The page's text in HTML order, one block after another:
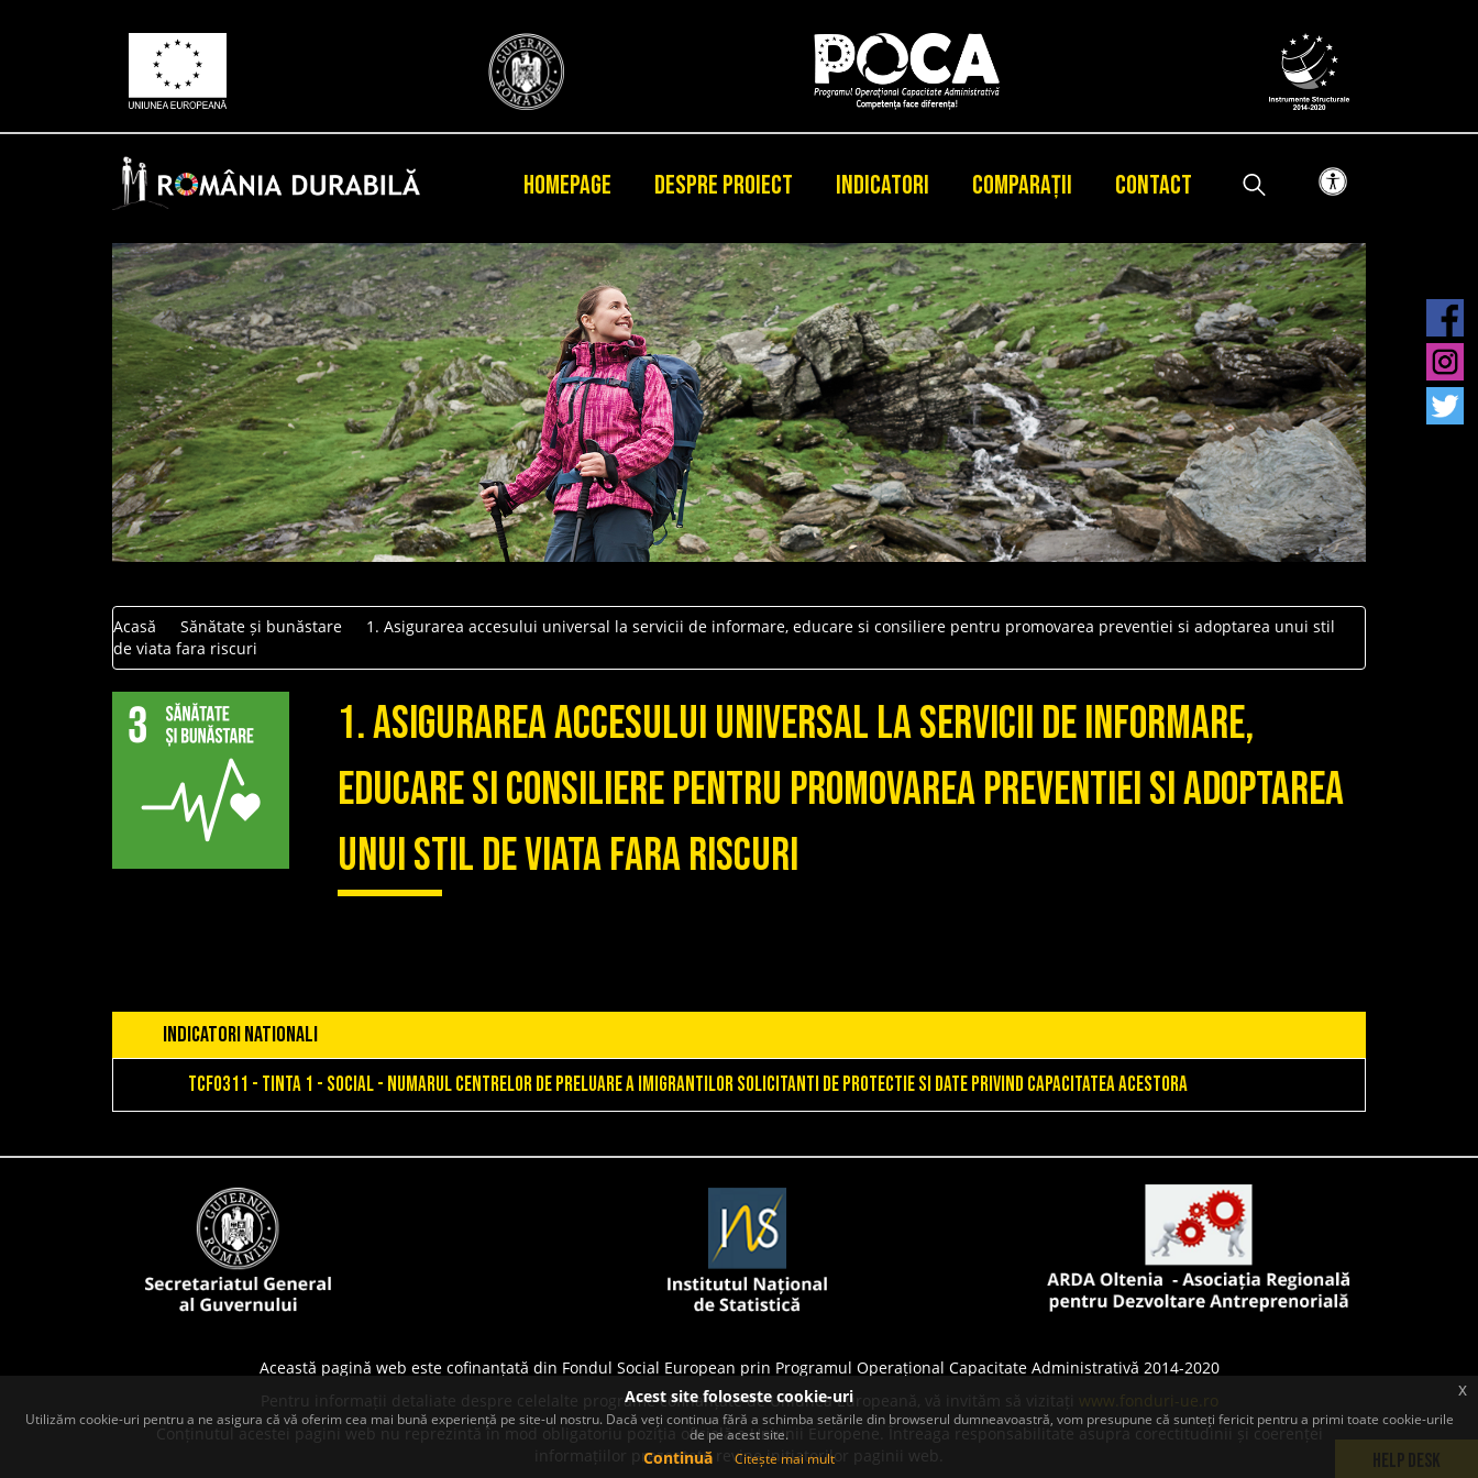
HOMEPAGE DESPRE PROIECT INDICATORI COMPARAȚII CONTACT
Acasă Sănătate și bunăstare
1. Asigurarea accesului universal la servicii de informare, educare si consiliere pentru promovarea preventiei si adoptarea unui stil
de viata fara riscuri
1. Asigurarea accesului universal la servicii de informare,
educare si consiliere pentru promovarea preventiei si adoptarea
unui stil de viata fara riscuri
INDICATORI NATIONALI
TCF0311 - Tinta 1 - Social - Numarul centrelor de preluare a imigrantilor solicitanti de protectie si date privind capacitatea acestora
Această pagină web este cofinanțată din Fondul Social European prin Programul Operațional Capacitate Administrativă 2014-2020
Pentru informații detaliate despre celelalte programe cofinanțate de Uniunea Europeană, vă invităm să vizitați
www.fonduri-ue.ro
Conținutul acestei pagini web nu reprezintă în mod obligatoriu poziția oficială a Uniunii Europene. Întreaga responsabilitate asupra corectitudinii și coerenței
informațiilor prezentate revine inițiatorilor paginii web.
Help Desk
Acest site foloseste cookie-uri
Utilizăm cookie-uri pentru a ne asigura că vă oferim cea mai bună experiență pe site-ul nostru. Dacă veți continua fără a schimba setările din browserul dumneavoastră, vom presupune că sunteți fericit pentru a primi toate cookie-urile
de pe acest site.
Continuă Citește mai mult
x